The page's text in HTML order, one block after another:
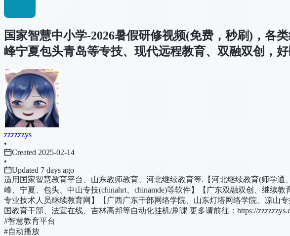
国家智慧中小学-2026暑假研修视频(免费，秒刷)，各
峰宁夏包头青岛等专技、现代远程教育、双融双创，
zzzzzzys
•
Created 2025-02-14
•
Updated 7 days ago
适用国家智慧教育平台、山东教师教育、河北继续教育等.【河北继续教育(师学
峰、宁夏、包头、中山专技(chinahrt、chinamde)等软件】【广东双融双创、继续
专业技术人员继续教育网】【广西广东干部网络学院、山东灯塔网络学院、凉山
国教育干部、法宣在线、吉林高邦等自动化挂机/刷课 更多请前往：https://
#智慧教育平台
#自动播放